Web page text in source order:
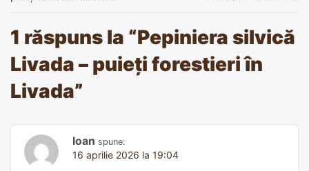
articole
1 răspuns la “Pepiniera silvică
Livada – puieți forestieri în
Livada”
Ioan spune:
16 aprilie 2026 la 19:04